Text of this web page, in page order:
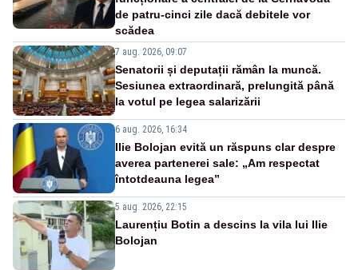
de patru-cinci zile dacă debitele vor
scădea
7 aug. 2026, 09:07
Senatorii și deputații rămân la muncă.
Sesiunea extraordinară, prelungită până
la votul pe legea salarizării
6 aug. 2026, 16:34
Ilie Bolojan evită un răspuns clar despre
averea partenerei sale: „Am respectat
întotdeauna legea”
5 aug. 2026, 22:15
Laurențiu Botin a descins la vila lui Ilie
Bolojan